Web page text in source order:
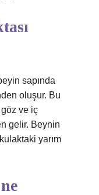
sapında
oluşur. Bu
ve iç
gelir. Beynin
yarım